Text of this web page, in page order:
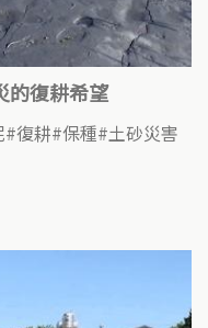
的復耕希望
復耕 保種 土砂災害